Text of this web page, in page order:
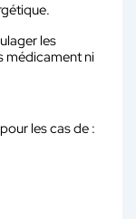
les
médicament ni
les cas de :